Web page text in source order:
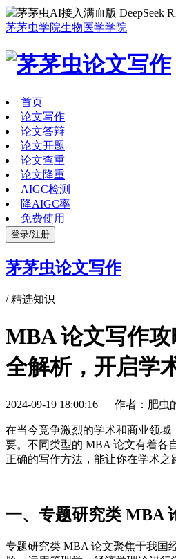
茅茅虫AI接入满血版 DeepSeek
茅茅虫学院生物医学学院
首页
论文写作
论文答辩
论文开题
论文查重
论文降重
AIGC检测
降AIGC率
免费使用
登录/注册
茅茅虫论文写作
/精选知识
MBA 论文写作
全解析，开启学
2024-09-19 18:00:16 作者：肥虫
在当今竞争激烈的学术和商业领
要。不同类型的 MBA 论文有着各
正确的写作方法，能让你在学术之
一、专题研究类 MBA
专题研究类 MBA 论文聚焦于我国